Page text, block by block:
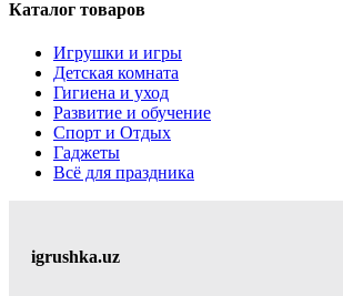
Каталог товаров
Игрушки и игры
Детская комната
Гигиена и уход
Развитие и обучение
Спорт и Отдых
Гаджеты
Всё для праздника
igrushka.uz